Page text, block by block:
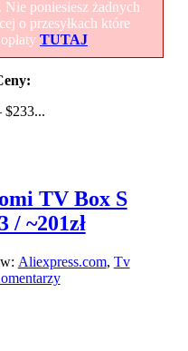
poniesiesz żadnych
o przesyłkach które
TUTAJ
$233...
TV Box S
/ ~201zł
Aliexpress.com, Tv